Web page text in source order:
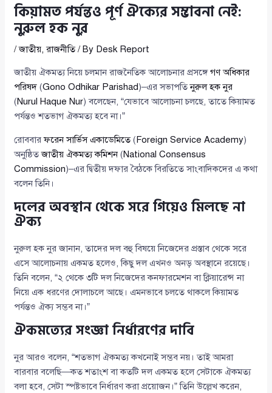
কিয়ামত পর্যন্তও পূর্ণ ঐক্যের সম্ভাবনা নেই:
নুরুল হক নুর
/জাতীয়,রাজনীতি/ By Desk Report
জাতীয় ঐকমত্য নিয়ে চলমান রাজনৈতিক আলোচনার প্রসঙ্গেগণ অধিকার
পরিষদ (Gono Odhikar Parishad)–এর সভাপতিনুরুল হক নুর
(Nurul Haque Nur) বলেছেন, “যেভাবে আলোচনা চলছে, তাতে কিয়ামত
পর্যন্তও শতভাগ ঐকমত্য হবে না।”
রোববারফরেন সার্ভিস একাডেমিতে( Foreign Service Academy)
অনুষ্ঠিতজাতীয় ঐকমত্য কমিশন(National Consensus
Commission)–এর দ্বিতীয় দফার বৈঠকে বিরতিতে সাংবাদিকদের এ কথা
বলেন তিনি।
দলের অবস্থান থেকে সরে গিয়েও মিলছে না
ঐক্য
নুরুল হক নুর জানান, তাদের দল বহু বিষয়ে নিজেদের প্রস্তাব থেকে সরে
এসে আলোচনায় একমত হলেও, কিছু দল এখনও অনড় অবস্থানে রয়েছে।
তিনি বলেন, “২ থেকে ৩টি দল নিজেদের কনফারমেশন বা ক্লিয়ারেন্স না
নিয়ে এক ধরণের দোলাচলে আছে। এমনভাবে চলতে থাকলে কিয়ামত
পর্যন্তও ঐক্য সম্ভব না।”
ঐকমত্যের সংজ্ঞা নির্ধারণের দাবি
নুর আরও বলেন, “শতভাগ ঐকমত্য কখনোই সম্ভব নয়। তাই আমরা
বারবার বলেছি—কত শতাংশ বা কতটি দল একমত হলে সেটাকে ঐকমত্য
বলা হবে, সেটা স্পষ্টভাবে নির্ধারণ করা প্রয়োজন।” তিনি উল্লেখ করেন,